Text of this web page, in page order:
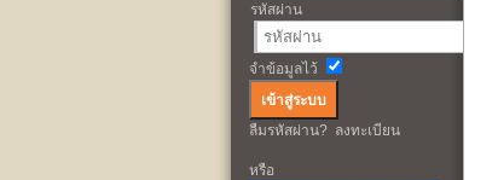
รหัสผ่าน
จำข้อมูลไว้
ลืมรหัสผ่าน? ลงทะเบียน
หรือ